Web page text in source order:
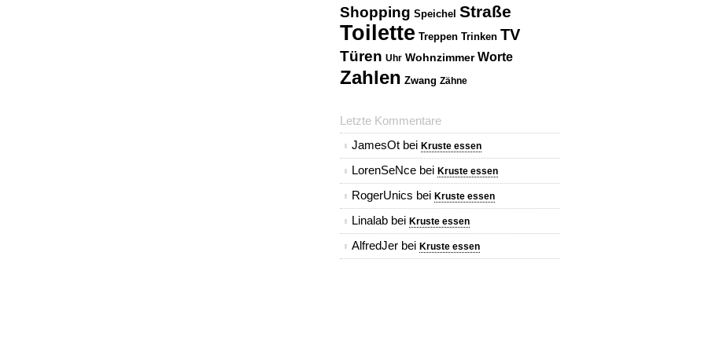
Shopping Speichel Straße
Toilette Treppen Trinken TV
Türen Uhr Wohnzimmer Worte
Zahlen Zwang Zähne
Letzte Kommentare
JamesOt bei Kruste essen
LorenSeNce bei Kruste essen
RogerUnics bei Kruste essen
Linalab bei Kruste essen
AlfredJer bei Kruste essen